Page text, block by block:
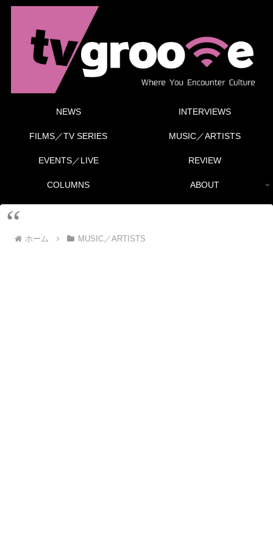
NEWS INTERVIEWS
FILMS／TV SERIES MUSIC／ARTISTS
EVENTS／LIVE REVIEW
COLUMNS ABOUT
ホーム MUSIC／ARTISTS